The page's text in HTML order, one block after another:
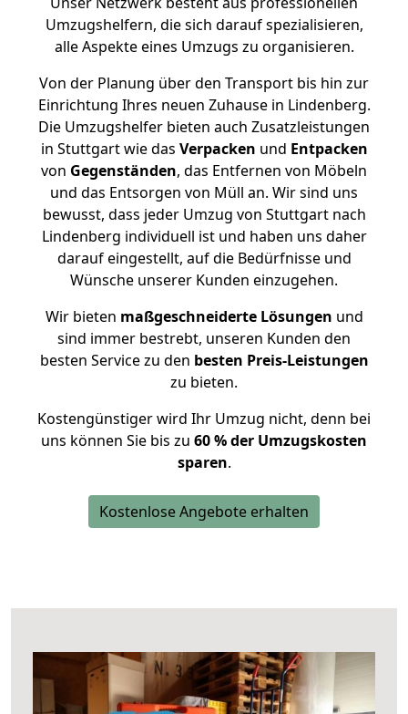
Umzugshelfern, die sich darauf spezialisieren,
alle Aspekte eines Umzugs zu organisieren.
Von der Planung über den Transport bis hin zur
Einrichtung Ihres neuen Zuhause in Lindenberg.
Die Umzugshelfer bieten auch Zusatzleistungen
in Stuttgart wie das Verpacken und Entpacken
von Gegenständen, das Entfernen von Möbeln
und das Entsorgen von Müll an. Wir sind uns
bewusst, dass jeder Umzug von Stuttgart nach
Lindenberg individuell ist und haben uns daher
darauf eingestellt, auf die Bedürfnisse und
Wünsche unserer Kunden einzugehen.
Wir bieten maßgeschneiderte Lösungen und
sind immer bestrebt, unseren Kunden den
besten Service zu den besten Preis-Leistungen
zu bieten.
Kostengünstiger wird Ihr Umzug nicht, denn bei
uns können Sie bis zu 60 % der Umzugskosten
sparen.
Kostenlose Angebote erhalten